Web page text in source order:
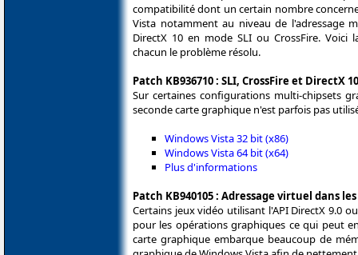
compatibilité dont un certain nombre
Vista notamment au niveau de l'adressage
DirectX 10 en mode SLI ou CrossFire.
chacun le problème résolu.
Patch KB936710 : SLI, CrossFire et DirectX 10
Sur certaines configurations multi-chipsets
seconde carte graphique n'est parfois pas
Windows Vista 32 bit (x86)
Windows Vista 64 bit (x64)
Plus d'informations
Patch KB940105 : Adressage virtuel dans
Certains jeux vidéo utilisant l'API DirectX 9.0
pour les opérations graphiques ce qui peut
carte graphique embarque beaucoup de